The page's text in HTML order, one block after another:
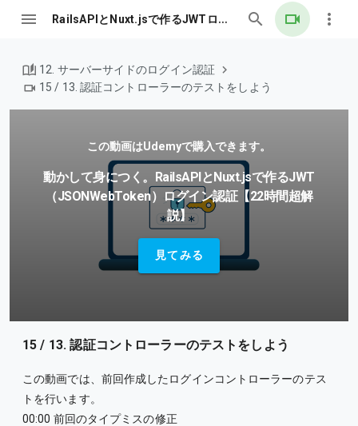
RailsAPIとNuxt.jsで作るJWTログイン認証
12. サーバーサイドのログイン認証
15 / 13. 認証コントローラーのテストをしよう
この動画はUdemyで購入できます。
動かして身につく。RailsAPIとNuxt.jsで作るJWT
（JSONWebToken）ログイン認証【22時間超解
説】
見てみる
15 / 13. 認証コントローラーのテストをしよう
この動画では、前回作成したログインコントローラーのテス
トを行います。
00:00 前回のタイプミスの修正